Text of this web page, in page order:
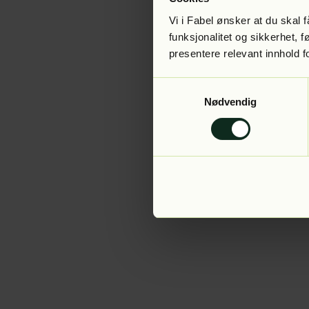
Vi i Fabel ønsker at du skal
funksjonalitet og sikkerhet,
presentere relevant innhold
Nødvendig
Application